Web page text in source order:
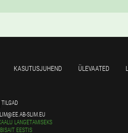
KASUTUSJUHEND ÜLEVAATED
TILGAD
SLIM.EU
LANGETAMISEKS
EESTIS